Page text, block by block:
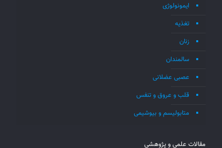
ایمونولوژی
تغذیه
زنان
سالمندان
عصبی عضلانی
قلب و عروق و تنفس
متابولیسم و بیوشیمی
مقالات علمی و پژوهشی